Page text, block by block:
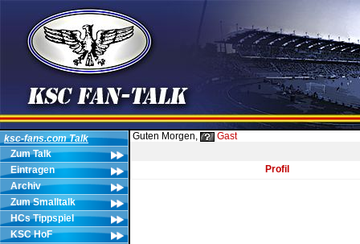
ksc-fans.com Talk
Zum Talk
Eintragen
Archiv
Zum Smalltalk
HCs Tippspiel
KSC HoF
Guten Morgen, Gast
Profil